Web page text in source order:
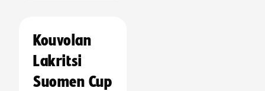
Kouvolan
Lakritsi
Suomen Cup